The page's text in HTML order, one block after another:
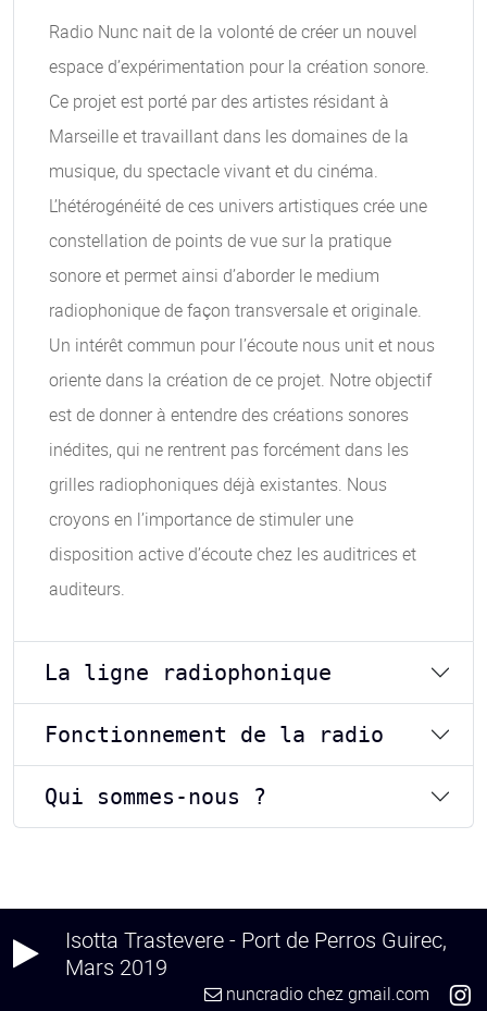
Radio Nunc nait de la volonté de créer un nouvel
espace d’expérimentation pour la création sonore.
Ce projet est porté par des artistes résidant à
Marseille et travaillant dans les domaines de la
musique, du spectacle vivant et du cinéma.
L’hétérogénéité de ces univers artistiques crée une
constellation de points de vue sur la pratique
sonore et permet ainsi d’aborder le medium
radiophonique de façon transversale et originale.
Un intérêt commun pour l’écoute nous unit et nous
oriente dans la création de ce projet. Notre objectif
est de donner à entendre des créations sonores
inédites, qui ne rentrent pas forcément dans les
grilles radiophoniques déjà existantes. Nous
croyons en l’importance de stimuler une
disposition active d’écoute chez les auditrices et
auditeurs.
La ligne radiophonique
Fonctionnement de la radio
Qui sommes-nous ?
Isotta Trastevere - Port de Perros Guirec,
Mars 2019
nuncradiochezgmail.com